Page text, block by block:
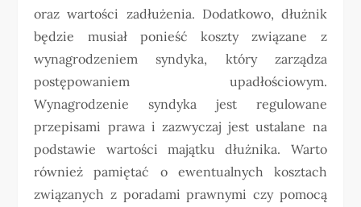
oraz wartości zadłużenia. Dodatkowo, dłużnik
będzie musiał ponieść koszty związane z
wynagrodzeniem syndyka, który zarządza
postępowaniem upadłościowym.
Wynagrodzenie syndyka jest regulowane
przepisami prawa i zazwyczaj jest ustalane na
podstawie wartości majątku dłużnika. Warto
również pamiętać o ewentualnych kosztach
związanych z poradami prawnymi czy pomocą